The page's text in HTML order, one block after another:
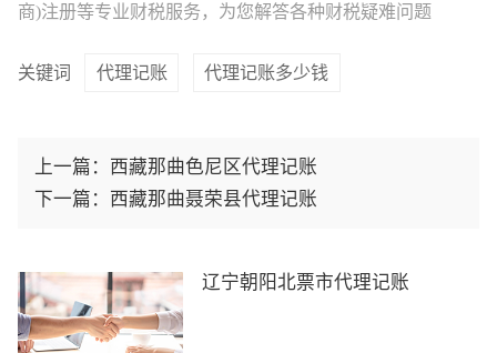
商)注册等专业财税服务，为您解答各种财税疑难问题
关键词 代理记账 代理记账多少钱
上一篇： 西藏那曲色尼区代理记账
下一篇： 西藏那曲聂荣县代理记账
辽宁朝阳北票市代理记账